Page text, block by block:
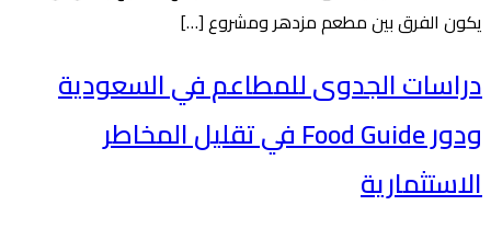
يكون الفرق بين مطعم مزدهر ومشروع […]
دراسات الجدوى للمطاعم في السعودية
ودور Food Guide في تقليل المخاطر
الاستثمارية